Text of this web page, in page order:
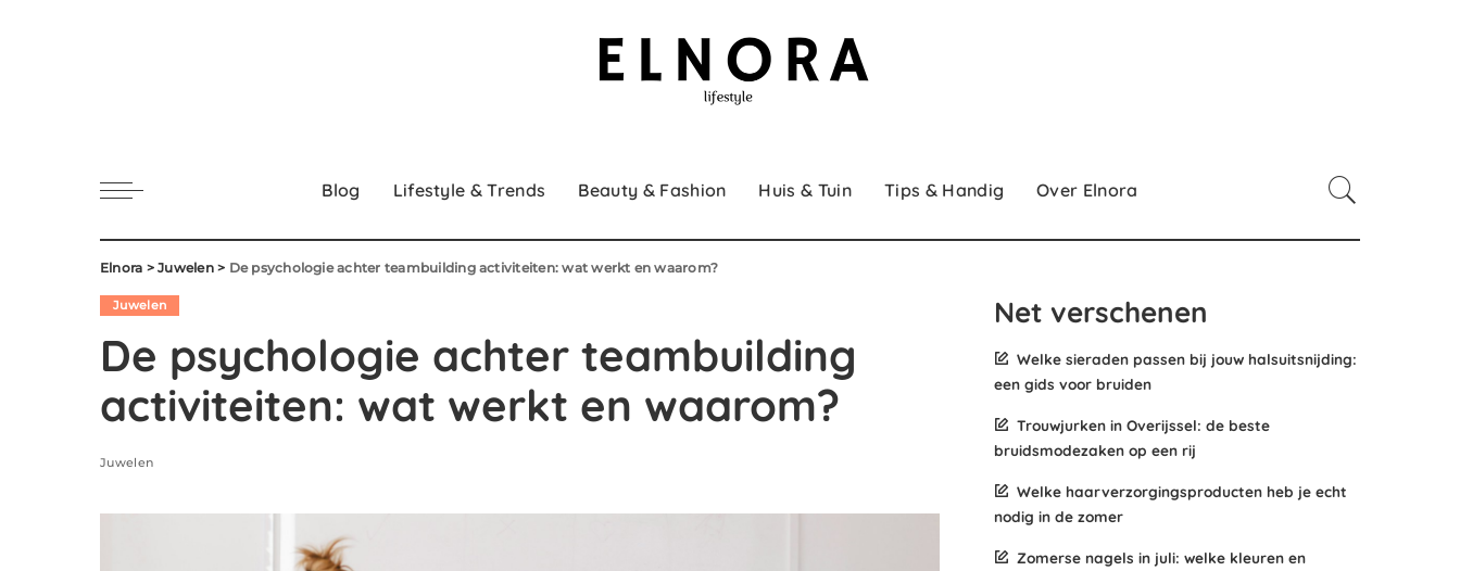
Blog Lifestyle & Trends Beauty & Fashion Huis & Tuin Tips & Handig Over Elnora
Elnora >Juwelen> De psychologie achter teambuilding activiteiten: wat werkt en waarom?
Juwelen
De psychologie achter teambuilding
activiteiten: wat werkt en waarom?
Juwelen
Net verschenen
Welke sieraden passen bij jouw halsuitsnijding:
een gids voor bruiden
Trouwjurken in Overijssel: de beste
bruidsmodezaken op een rij
Welke haarverzorgingsproducten heb je echt
nodig in de zomer
Zomerse nagels in juli: welke kleuren en